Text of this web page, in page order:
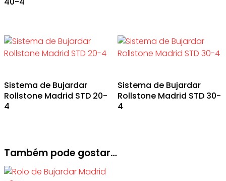
Sistema de Bujardar
Rollstone Madrid STD 20-
4
Sistema de Bujardar
Rollstone Madrid STD 30-
4
Também pode gostar…